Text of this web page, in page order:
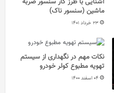
ماشین (سنسور ناک)
23 خرداد 1401
نکات مهم در نگهداری از سیستم
تهویه مطبوع کولر خودرو
04 اسفند 1400